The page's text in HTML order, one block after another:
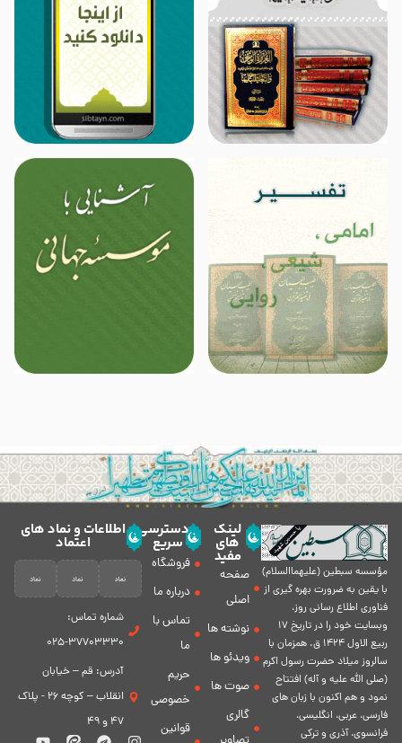
مؤسسه سبطين (عليهماالسلام)
با يقين به ضرورت بهره گیرى از
فناورى اطلاع رسانى روز،
وبسایت خود را در تاريخ 17
ربيع الاول 1424 ق. همزمان با
سالروز ميلاد حضرت رسول اكرم
(صلی الله علیه و آله) افتتاح
نمود و هم اكنون با زبان های
فارسی، عربى، انگلیسی،
فرانسوی، آذری و ترکی
لینک
های
مفید
صفحه
اصلی
نوشته ها
ویدئو ها
صوت ها
گالری
دسترسی
سریع
فروشگاه
درباره ما
تماس با
ما
حریم
خصوصی
قوانین
اطلاعات و نماد های
اعتماد
شماره تماس:
37703330-025
آدرس: قم – خیابان
انقلاب – کوچه 26 - پلاک
47 و 49